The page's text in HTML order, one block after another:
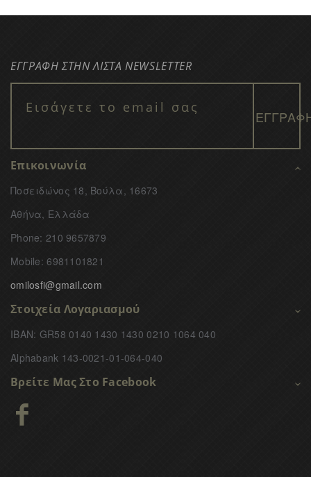
ΕΓΓΡΑΦΗ ΣΤΗΝ ΛΙΣΤΑ NEWSLETTER
Επικοινωνία
Ποσειδώνος 18, Βούλα, 16673
Αθήνα, Ελλάδα
Phone: 210 9657879
Mobile: 6981101821
omilosfi@gmail.com
Στοιχεία Λογαριασμού
IBAN: GR58 0140 1430 1430 0210 1064 040
Alphabank 143-0021-01-064-040
Βρείτε Μας Στο Facebook